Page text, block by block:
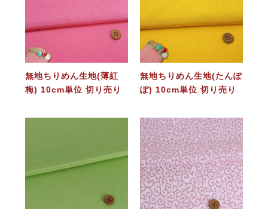
無地ちりめん生地(薄紅
梅) 10cm単位 切り売り
無地ちりめん生地(たんぽ
ぽ) 10cm単位 切り売り